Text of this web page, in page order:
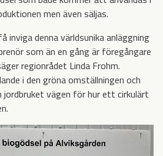
men även säljas.
inviga denna världsunika anläggning
som än en gång är föregångare
regionrådet Linda Frohm.
i den gröna omställningen och
jordbruket vägen för hur ett cirkulärt